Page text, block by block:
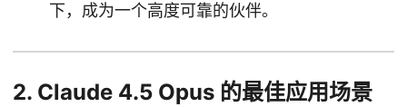
下，成为一个高度可靠的伙伴。
2. Claude 4.5 Opus 的最佳应用场景